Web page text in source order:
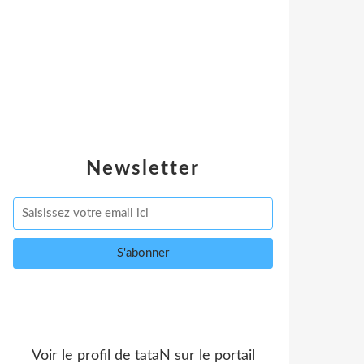
Newsletter
Voir le profil de tataN sur le portail